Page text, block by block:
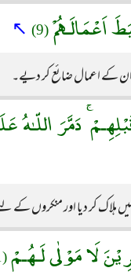
اَعْمَالَـهُمْ (9)
↖
ان کے اعمال ضائع کر دیے۔
دَمَّرَ
ہلاک کر دیا اور منکروں
لَا مَوْلٰى لَـهُـمْ(11)